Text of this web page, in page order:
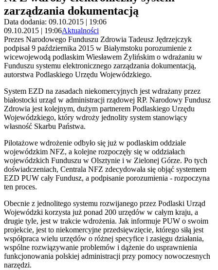
zarządzania dokumentacją
Data dodania: 09.10.2015 | 19:06
09.10.2015 | 19:06Aktualności
Prezes Narodowego Funduszu Zdrowia Tadeusz Jędrzejczyk
podpisał 9 października 2015 w Białymstoku porozumienie z
wicewojewodą podlaskim Wiesławem Żylińskim o wdrażaniu w
Funduszu systemu elektronicznego zarządzania dokumentacją,
autorstwa Podlaskiego Urzędu Wojewódzkiego.
System EZD na zasadach niekomercyjnych jest wdrażany przez
białostocki urząd w administracji rządowej RP. Narodowy Fundusz
Zdrowia jest kolejnym, dużym partnerem Podlaskiego Urzędu
Wojewódzkiego, który wdroży jednolity system stanowiący
własność Skarbu Państwa.
Pilotażowe wdrożenie odbyło się już w podlaskim oddziale
wojewódzkim NFZ, a kolejne rozpoczęły się w oddziałach
wojewódzkich Funduszu w Olsztynie i w Zielonej Górze. Po tych
doświadczeniach, Centrala NFZ zdecydowała się objąć systemem
EZD PUW cały Fundusz, a podpisanie porozumienia - rozpoczyna
ten proces.
Obecnie z jednolitego systemu rozwijanego przez Podlaski Urząd
Wojewódzki korzysta już ponad 200 urzędów w całym kraju, a
drugie tyle, jest w trakcie wdrożenia. Jak informuje PUW o swoim
projekcie, jest to niekomercyjne przedsięwzięcie, którego siłą jest
współpraca wielu urzędów o różnej specyfice i zasięgu działania,
wspólne rozwiązywanie problemów i dążenie do usprawnienia
funkcjonowania polskiej administracji przy pomocy nowoczesnych
narzędzi.